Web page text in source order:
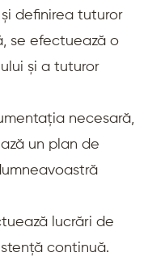
definirea tuturor
se efectuează o
și a tuturor
necesară,
un plan de
lucrări de
continuă.